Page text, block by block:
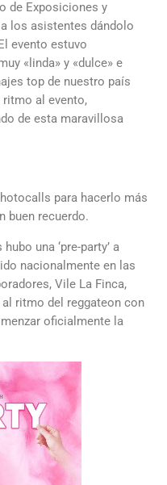
de Exposiciones y
los asistentes dándolo
evento estuvo
«linda» y «dulce» e
top de nuestro país
al evento,
de esta maravillosa
para hacerlo más
buen recuerdo.
una ‘pre-party’ a
nacionalmente en las
Vile La Finca,
ritmo del reggateon con
oficialmente la